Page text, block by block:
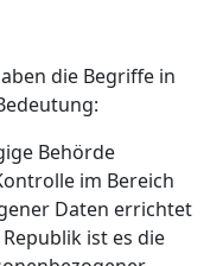
die Begriffe in
Behörde
im Bereich
Daten errichtet
ist es die